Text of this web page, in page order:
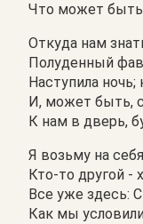
Что может быть
Откуда нам
Полуденный
Наступила
И, может быть,
К нам в дверь,
Я возьму на
Кто-то другой -
Все уже здесь:
Как мы